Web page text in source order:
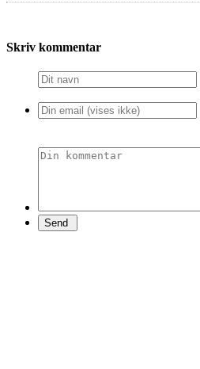
Skriv kommentar